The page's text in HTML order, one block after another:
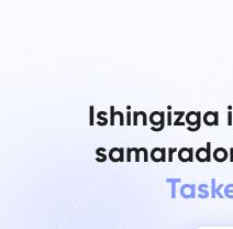
Ishingizga